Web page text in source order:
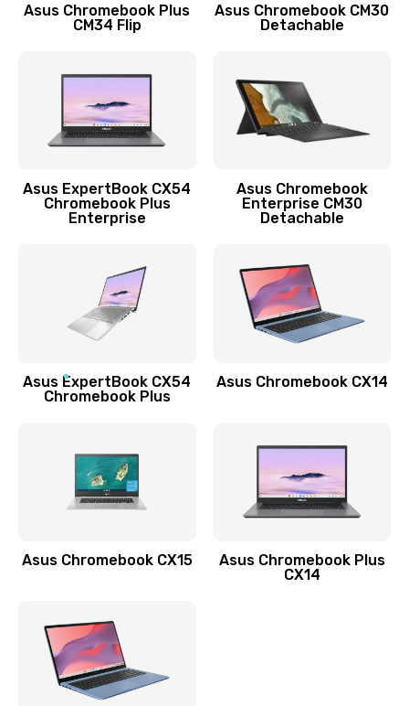
Замена аккумулятора
890 руб.
Заказать
890 руб.
Замена стекла
Замена датчика приближения
Замена антенны
Asus Chromebook Plus
CM34 Flip
Asus Chromebook CM30
Detachable
Asus ExpertBook CX54
Chromebook Plus
Enterprise
Asus Chromebook
Enterprise CM30
Detachable
Asus ExpertBook CX54
Chromebook Plus
Asus Chromebook CX14
Asus Chromebook CX15
Asus Chromebook Plus
CX14